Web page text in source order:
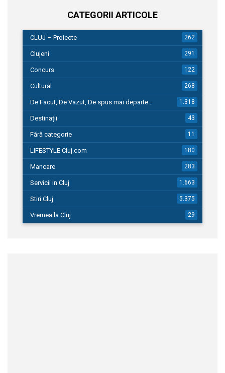
CATEGORII ARTICOLE
CLUJ – Proiecte 262
Clujeni 291
Concurs 122
Cultural 268
De Facut, De Vazut, De spus mai departe… 1.318
Destinații 43
Fără categorie 11
LIFESTYLE Cluj.com 180
Mancare 283
Servicii in Cluj 1.663
Stiri Cluj 5.375
Vremea la Cluj 29